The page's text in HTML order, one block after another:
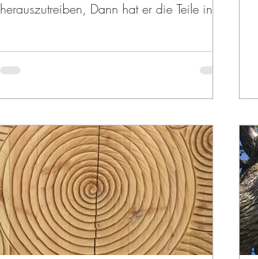
herauszutreiben, Dann hat er die Teile in